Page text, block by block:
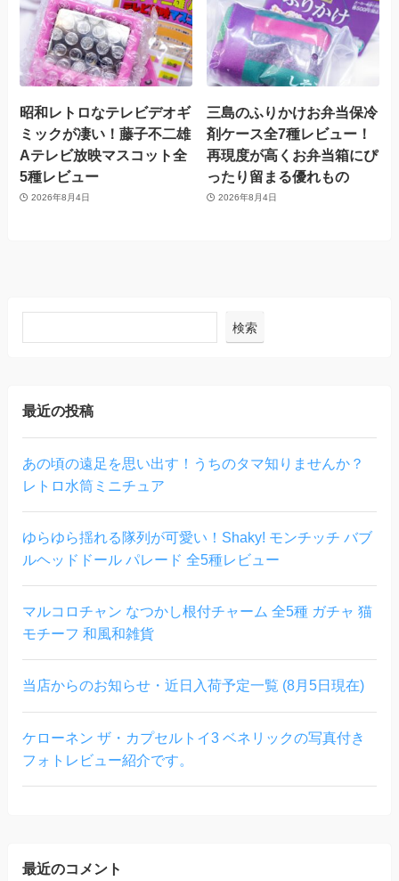
昭和レトロなテレビデオギ
ミックが凄い！藤子不二雄
Aテレビ放映マスコット全
5種レビュー
2026年8月4日
三島のふりかけお弁当保冷
剤ケース全7種レビュー！
再現度が高くお弁当箱にぴ
ったり留まる優れもの
2026年8月4日
検索
最近の投稿
あの頃の遠足を思い出す！うちのタマ知りませんか？
レトロ水筒ミニチュア
ゆらゆら揺れる隊列が可愛い！Shaky! モンチッチ バブ
ルヘッドドール パレード 全5種レビュー
マルコロチャン なつかし根付チャーム 全5種 ガチャ 猫
モチーフ 和風和雑貨
当店からのお知らせ・近日入荷予定一覧 (8月5日現在)
ケローネン ザ・カプセルトイ3 ベネリックの写真付き
フォトレビュー紹介です。
最近のコメント